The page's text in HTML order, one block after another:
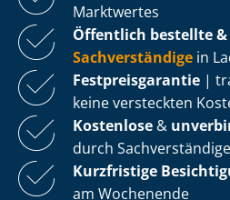
Marktwertes
Öffentlich bestellte
Sachverständige in
Fest­preis­ga­ran­tie |
keine versteckten
Kostenlose &
durch Sachverständige
Kurzfristige
am Wochenende